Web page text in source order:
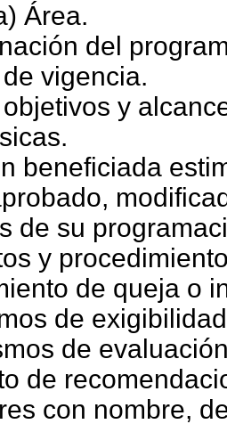
Área.
del
vigencia.
y
beneficiada
de su
y
de queja o
de
de
de
con nombre,